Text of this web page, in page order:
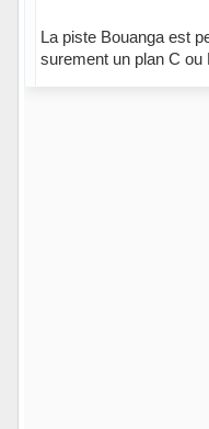
La piste Bouanga est
surement un plan C ou